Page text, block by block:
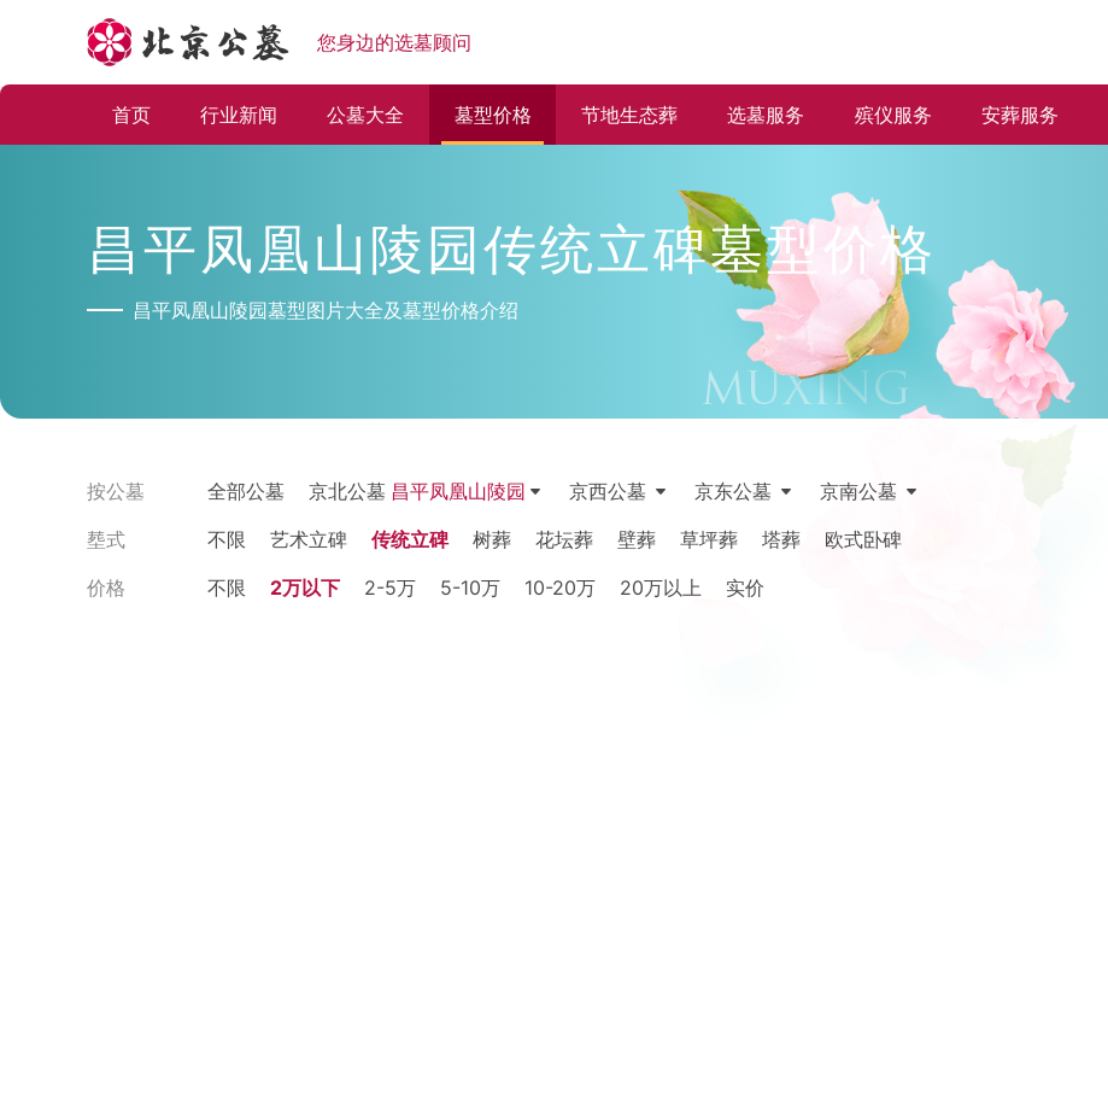
您身边的选墓顾问
首页 行业新闻 公墓大全 墓型价格 节地生态葬 选墓服务 殡仪服务 安葬服务
昌平凤凰山陵园传统立碑墓型价格
昌平凤凰山陵园墓型图片大全及墓型价格介绍
按公墓 全部公墓 京北公墓 昌平凤凰山陵园 京西公墓 京东公墓
京南公墓
塟式
不限 艺术立碑 传统立碑 树葬 花坛葬 壁葬 草坪葬 塔葬
欧式卧碑
价格
不限 2万以下 2-5万 5-10万 10-20万 20万以上 实价